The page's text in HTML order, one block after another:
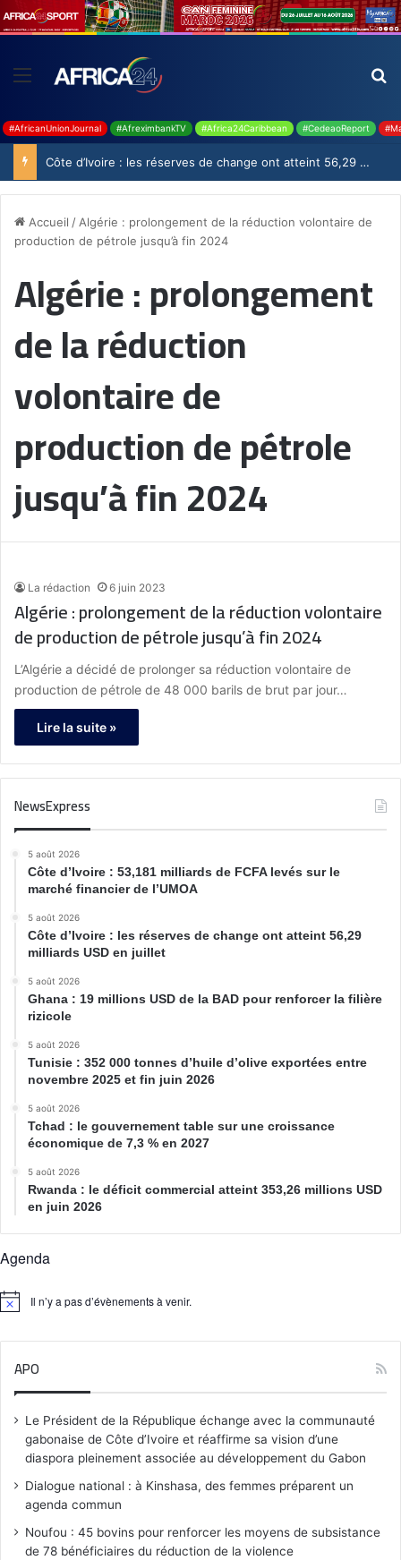
#AfricanUnionJournal #AfreximbankTV #Africa24Caribbean #CedeaoReport
Côte d’Ivoire : les réserves de change ont atteint 56,29 milliards USD en juillet
Accueil / Algérie : prolongement de la réduction volontaire de
production de pétrole jusqu’à fin 2024
Algérie : prolongement
de la réduction
volontaire de
production de pétrole
jusqu’à fin 2024
La rédaction 6 juin 2023
Algérie : prolongement de la réduction volontaire
de production de pétrole jusqu’à fin 2024
L’Algérie a décidé de prolonger sa réduction volontaire de
production de pétrole de 48 000 barils de brut par jour…
Lire la suite »
NewsExpress
5 août 2026
Côte d’Ivoire : 53,181 milliards de FCFA levés sur le
marché financier de l’UMOA
5 août 2026
Côte d’Ivoire : les réserves de change ont atteint 56,29
milliards USD en juillet
5 août 2026
Ghana : 19 millions USD de la BAD pour renforcer la filière
rizicole
5 août 2026
Tunisie : 352 000 tonnes d’huile d’olive exportées entre
novembre 2025 et fin juin 2026
5 août 2026
Tchad : le gouvernement table sur une croissance
économique de 7,3 % en 2027
5 août 2026
Rwanda : le déficit commercial atteint 353,26 millions USD
en juin 2026
Agenda
N
Il n’y a pas d’évènements à venir.
APO
Le Président de la République échange avec la communauté
gabonaise de Côte d’Ivoire et réaffirme sa vision d’une
diaspora pleinement associée au développement du Gabon
Dialogue national : à Kinshasa, des femmes préparent un
agenda commun
Noufou : 45 bovins pour renforcer les moyens de subsistance
de 78 bénéficiaires du réduction de la violence